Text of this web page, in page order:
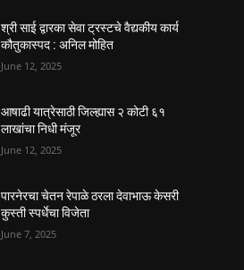
श्री साई द्वारका सेवा ट्रस्टचे वैद्यकीय कार्य
कौतुकास्पद : अनिल मोहित
June 12, 2025
आषाढी यात्रेसाठी जिल्ह्यास २ कोटी ६१
लाखांचा निधी मंजूर
June 12, 2025
पारनेरचा चेतन रेपाळे ठरला देवाभाऊ केसरी
कुस्ती स्पर्धेचा विजेता
June 7, 2025